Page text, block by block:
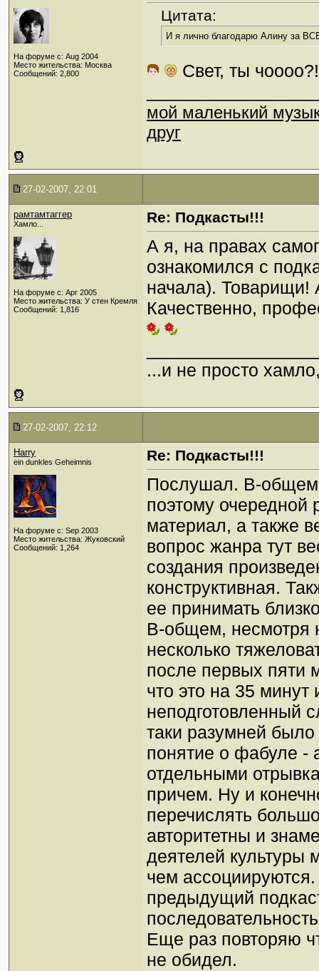
На форуме с: Aug 2004
Место жительства: Москва
Сообщений: 2,800
Цитата:
И я лично благодарю Алину за
Свет, ты чоооо?!
мой маленький
друг
27-02-2007, 22:01
рамтамтаггер
Хамло...
На форуме с: Apr 2005
Место жительства: У стен Кремля
Сообщений: 1,816
Re: Подкасты!!!
А я, на правах
ознакомился с
начала). Товарищи!
Качественно,
...и не просто
27-02-2007, 22:12
Harry
ein dunkles Geheimnis
На форуме с: Sep 2003
Место жительства: Жуковский
Сообщений: 1,264
Re: Подкасты!!!
Послушал. В-общем,
поэтому очередной
материал, а также
вопрос жанра тут
создания
конструктивная.
ее принимать
В-общем, несмотря
несколько
после первых пяти
что это на 35 минут
неподготовленный
таки разумней
понятие о фабуле -
отдельными
причем. Ну и
перечислять
авторитетны и
деятелей
чем
предыдущий
Еще раз повторяю
не обидел.